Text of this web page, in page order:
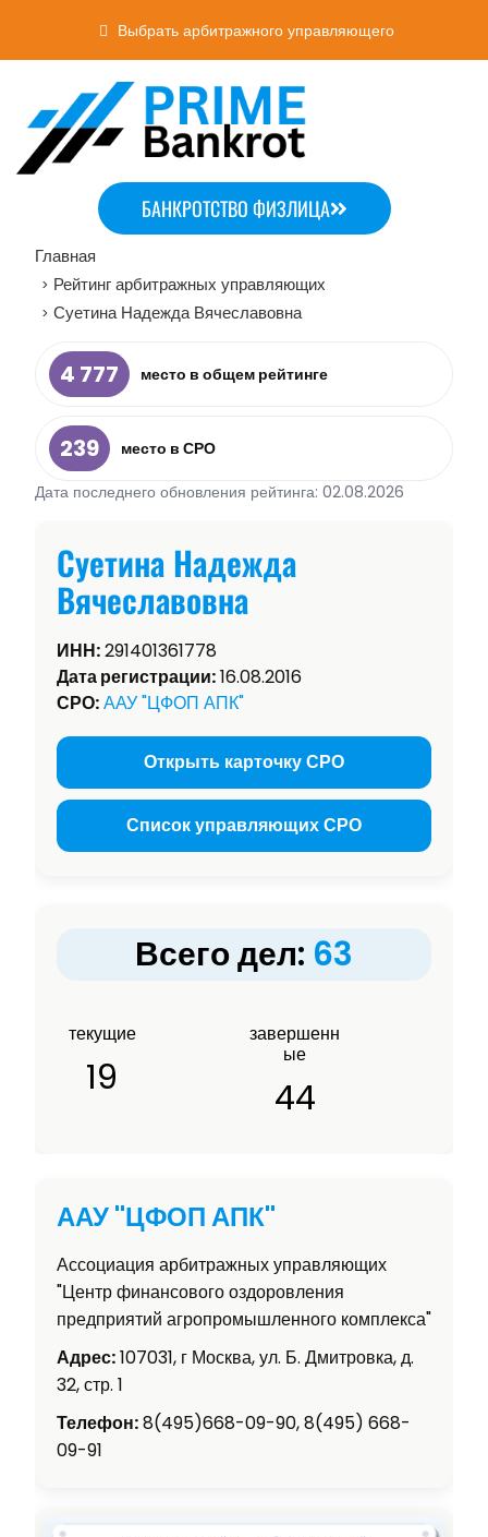
Выбрать арбитражного управляющего
БАНКРОТСТВО ФИЗЛИЦА
Главная
> Рейтинг арбитражных управляющих
> Суетина Надежда Вячеславовна
4 777 место в общем рейтинге
239
место в СРО
Дата последнего обновления рейтинга: 02.08.2026
Суетина Надежда
Вячеславовна
ИНН:291401361778
Дата регистрации:16.08.2016
СРО:ААУ "ЦФОП АПК"
Открыть карточку СРО
Список управляющих СРО
Всего дел: 63
текущие
19
завершенн
ые
44
ААУ "ЦФОП АПК"
Ассоциация арбитражных управляющих
"Центр финансового оздоровления
предприятий агропромышленного комплекса"
Адрес:107031, г Москва, ул. Б. Дмитровка, д.
32, стр. 1
Телефон:8(495)668-09-90, 8(495) 668-
09-91